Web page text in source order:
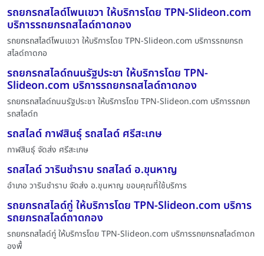
รถยกรถสไลด์โพนเขวา ให้บริการโดย TPN-Slideon.com
บริการรถยกรถสไลด์ถาดกอง
รถยกรถสไลด์โพนเขวา ให้บริการโดย TPN-Slideon.com บริการรถยกรถ
สไลด์ถาดกอ
รถยกรถสไลด์ถนนรัฐประชา ให้บริการโดย TPN-
Slideon.com บริการรถยกรถสไลด์ถาดกอง
รถยกรถสไลด์ถนนรัฐประชา ให้บริการโดย TPN-Slideon.com บริการรถยก
รถสไลด์ถ
รถสไลด์ กาฬสินธุ์ รถสไลด์ ศรีสะเกษ
กาฬสินธุ์ จัดส่ง ศรีสะเกษ
รถสไลด์ วารินชำราบ รถสไลด์ อ.ขุนหาญ
อำเภอ วารินชำราบ จัดส่ง อ.ขุนหาญ ขอบคุณที่ใช้บริการ
รถยกรถสไลด์กู่ ให้บริการโดย TPN-Slideon.com บริการ
รถยกรถสไลด์ถาดกอง
รถยกรถสไลด์กู่ ให้บริการโดย TPN-Slideon.com บริการรถยกรถสไลด์ถาดก
องพื้